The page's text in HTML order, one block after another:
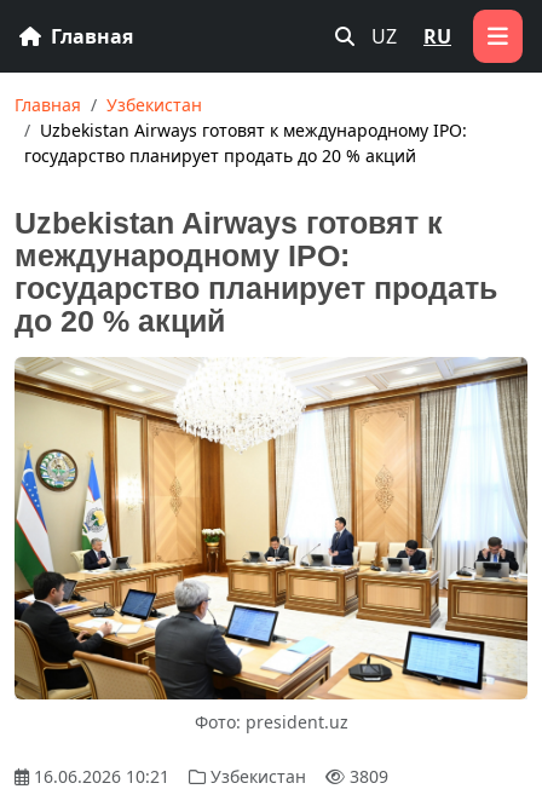
Главная UZ RU
Главная
Узбекистан
Uzbekistan Airways готовят к международному IPO:
государство планирует продать до 20 % акций
Uzbekistan Airways готовят к
международному IPO:
государство планирует продать
до 20 % акций
Фото: president.uz
16.06.2026 10:21 Узбекистан 3809